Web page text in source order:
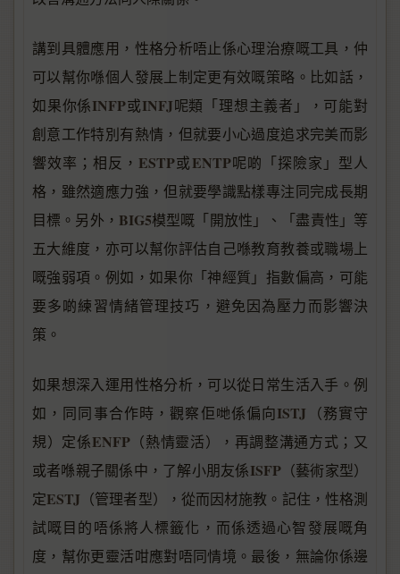
講到具體應用，性格分析唔止係心理治療嘅工具，仲
可以幫你喺個人發展上制定更有效嘅策略。比如話，
如果你係INFP或INFJ呢類「理想主義者」，可能對
創意工作特別有熱情，但就要小心過度追求完美而影
響效率；相反， ESTP或ENTP呢啲「探險家」型人
格，雖然適應力強，但就要學識點樣專注同完成長期
目標。另外， BIG5模型嘅「開放性」、「盡責性」等
五大維度，亦可以幫你評估自己喺教育教養或職場上
嘅強弱項。例如，如果你「神經質」指數偏高，可能
要多啲練習情緒管理技巧，避免因為壓力而影響決
策。
如果想深入運用性格分析，可以從日常生活入手。例
如，同同事合作時，觀察佢哋係偏向ISTJ （務實守
規）定係ENFP（熱情靈活），再調整溝通方式；又
或者喺親子關係中，了解小朋友係ISFP（藝術家型）
定ESTJ （管理者型），從而因材施教。記住，性格測
試嘅目的唔係將人標籤化，而係透過心智發展嘅角
度，幫你更靈活咁應對唔同情境。最後，無論你係邊